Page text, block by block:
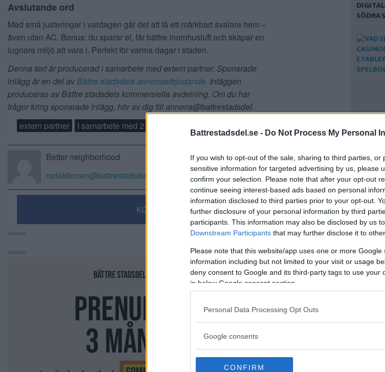
Battrestadsdel.se - Do Not Process My Personal
If you wish to opt-out of the sale, sharing to third parties, or
sensitive information for targeted advertising by us, please
confirm your selection. Please note that after your opt-out
continue seeing interest-based ads based on personal
information disclosed to third parties prior to your opt-out.
further disclosure of your personal information by third
participants. This information may also be disclosed by us
Downstream Participants that may further disclose it to
Please note that this website/app uses one or more
information including but not limited to your visit or usage
deny consent to Google and its third-party tags to use your
in below Google consent section.
Personal Data Processing Opt Outs
Google consents
CONFIRM
Avslutande ord
Med små justeringar i vardagen går det att få ett märkbart svalare hem –
även utan AC. Bonus: du sparar el, får bättre inomhusluft och skapar en
lugnare miljö att vara i. Perfekt för varma dagar i staden.
Denna text är producerad i samarbete med extern partner. Sponsrade
inlägg är en del avBättre stadsdels annonserbjudande. Inläggen
produceras av Bättre stadsdels kommersiella avdelning. Om du har
frågor kring sponsrade inlägg, hör av dig till annons@battrestadsdel.
extern partner
I samarbete med 2
Better neighborhood
redaktionen@battrestadsdel.se
KOMMENTERA
Annons:
Annons:
SÖDRA
MELLAN